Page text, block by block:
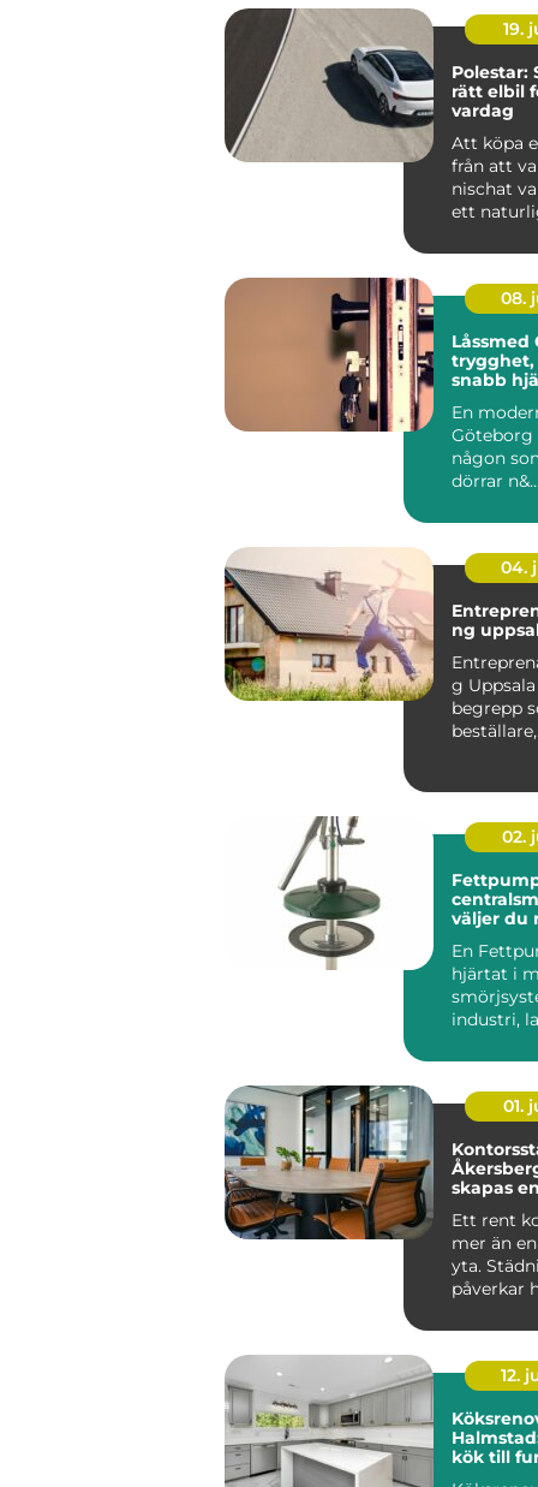
19.
Polestar:
rätt elbil
vardag
Att köpa
från att
nischat
ett
08.
Låssmed
trygghet,
snabb
En
Göteborg
någon
dörrar n&...
04.
ng
g
begrepp
beställare,
02.
väljer du
En
hjärtat i
industri,
maskiner
01.
skapas
Ett rent
mer än
yta.
påverkar
12.
kök till